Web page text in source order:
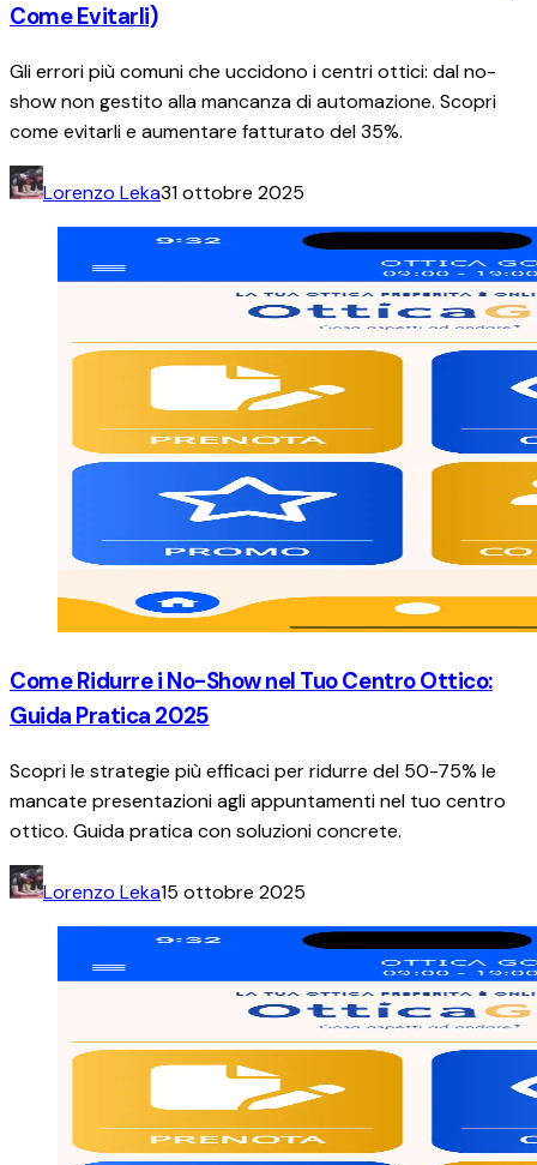
Come Evitarli)
Gli errori più comuni che uccidono i centri ottici: dal no-
show non gestito alla mancanza di automazione. Scopri
come evitarli e aumentare fatturato del 35%.
Lorenzo Leka31 ottobre 2025
Come Ridurre i No-Show nel Tuo Centro Ottico:
Guida Pratica 2025
Scopri le strategie più efficaci per ridurre del 50-75% le
mancate presentazioni agli appuntamenti nel tuo centro
ottico. Guida pratica con soluzioni concrete.
Lorenzo Leka15 ottobre 2025